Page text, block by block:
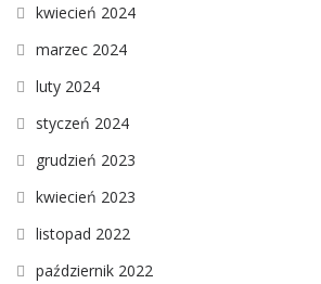
kwiecień 2024
marzec 2024
luty 2024
styczeń 2024
grudzień 2023
kwiecień 2023
listopad 2022
październik 2022